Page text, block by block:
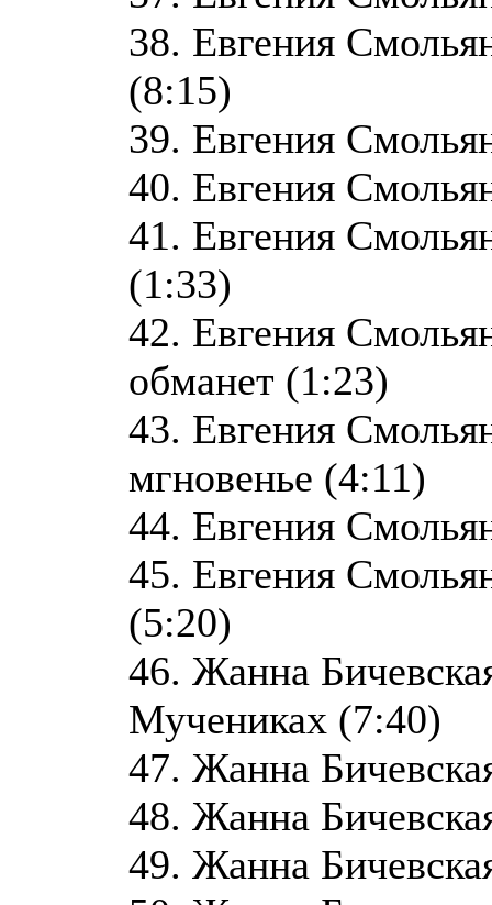
38. Евгения
(8:15)
39. Евгения
40. Евгения
41. Евгения
(1:33)
42. Евгения
обманет (1:23)
43. Евгения
мгновенье (4:11)
44. Евгения
45. Евгения
(5:20)
46. Жанна
Мучениках (7:40)
47. Жанна
48. Жанна
49. Жанна